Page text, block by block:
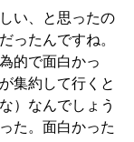
い、と思ったの
ったんですね。
的で面白かっ
集約して行くと
）なんでしょう
た。面白かった